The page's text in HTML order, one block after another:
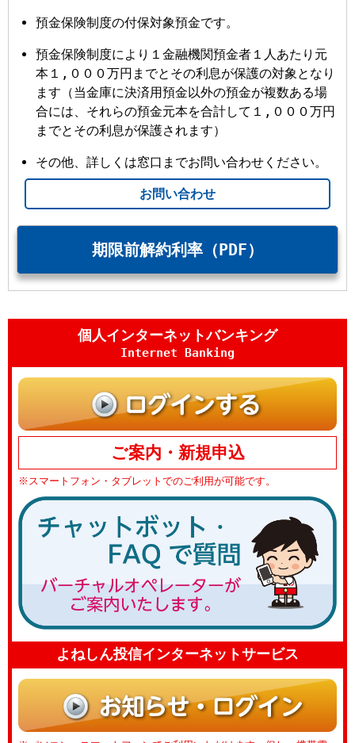
預金保険制度の付保対象預金です。
預金保険制度により１金融機関預金者１人あたり元
本１,０００万円までとその利息が保護の対象となり
ます（当金庫に決済用預金以外の預金が複数ある場
合には、それらの預金元本を合計して１,０００万円
までとその利息が保護されます）
その他、詳しくは窓口までお問い合わせください。
お問い合わせ
期限前解約利率（PDF）
個人インターネットバンキング
Internet Banking
ご案内・新規申込
※スマートフォン・タブレットでのご利用が可能です。
よねしん投信インターネットサービス